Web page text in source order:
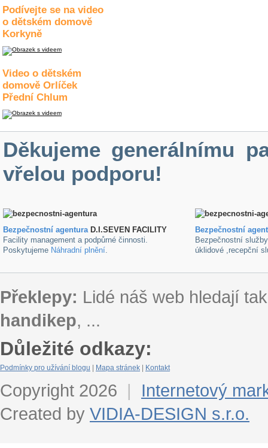
Podívejte se na video
o dětském domově
Korkyně
Video o dětském
domově Orlíček
Přední Chlum
Děkujeme generálnímu
vřelou podporu!
Bezpečnostní agenturaD.I.SEVEN FACILITY
Facility management a podpůrné činnosti.
Poskytujeme Náhradní plnění.
Bezpečnostní
Bezpečnostní
úklidové ,recepční
Překlepy: Lidé náš web hledají
handikep, ...
Důležité odkazy:
Podmínky pro užívání blogu Mapa stránek Kontakt
Copyright 2026 |
Internetový
Created by VIDIA-DESIGN s.r.o.